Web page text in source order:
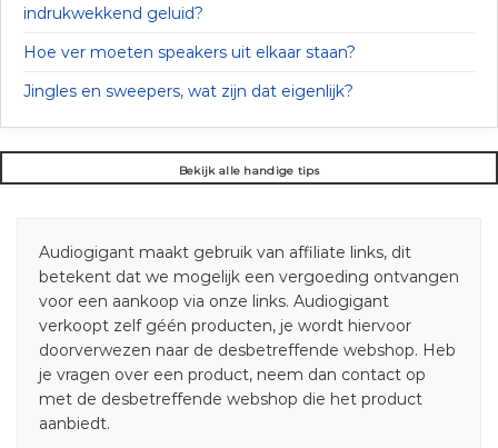
indrukwekkend geluid?
Hoe ver moeten speakers uit elkaar staan?
Jingles en sweepers, wat zijn dat eigenlijk?
Bekijk alle handige tips
Audiogigant maakt gebruik van affiliate links, dit
betekent dat we mogelijk een vergoeding ontvangen
voor een aankoop via onze links. Audiogigant
verkoopt zelf géén producten, je wordt hiervoor
doorverwezen naar de desbetreffende webshop. Heb
je vragen over een product, neem dan contact op
met de desbetreffende webshop die het product
aanbiedt.